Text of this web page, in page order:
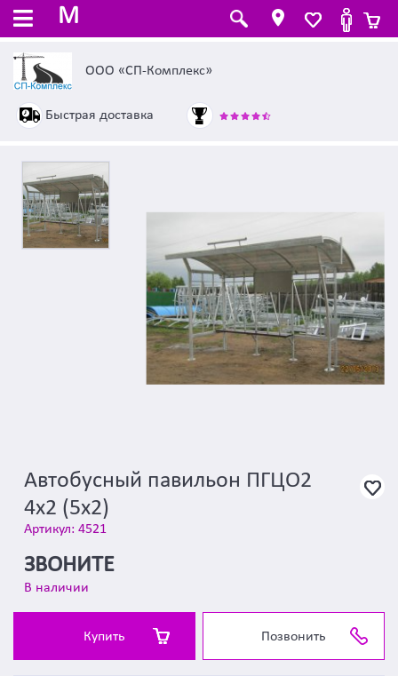
M
ООО «СП-Комплекс»
Быстрая доставка
Автобусный павильон ПГЦО2
4х2 (5х2)
Артикул: 4521
ЗВОНИТЕ
В наличии
Купить Позвонить